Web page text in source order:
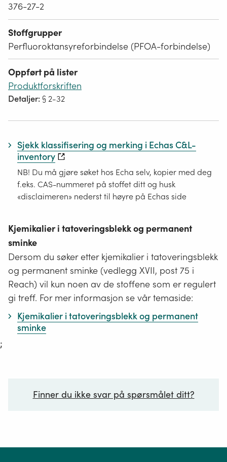
376-27-2
Stoffgrupper
Perfluoroktansyreforbindelse (PFOA-forbindelse)
Oppført på lister
Produktforskriften
Detaljer: § 2-32
Sjekk klassifisering og merking i Echas C&L-
inventory
NB! Du må gjøre søket hos Echa selv, kopier med deg
f.eks. CAS-nummeret på stoffet ditt og husk
«disclaimeren» nederst til høyre på Echas side
Kjemikalier i tatoveringsblekk og permanent
sminke
Dersom du søker etter kjemikalier i tatoveringsblekk
og permanent sminke (vedlegg XVII, post 75 i
Reach) vil kun noen av de stoffene som er regulert
gi treff. For mer informasjon se vår temaside:
Kjemikalier i tatoveringsblekk og permanent
sminke
;
Finner du ikke svar på spørsmålet ditt?